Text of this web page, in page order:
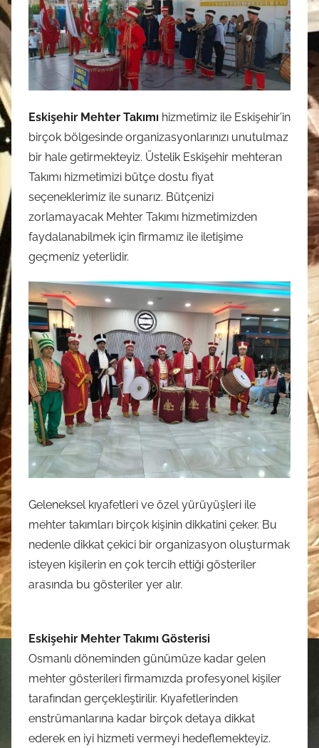
Eskişehir Mehter Takımı hizmetimiz ile Eskişehir’in
birçok bölgesinde organizasyonlarınızı unutulmaz
bir hale getirmekteyiz. Üstelik Eskişehir mehteran
Takımı hizmetimizi bütçe dostu fiyat
seçeneklerimiz ile sunarız. Bütçenizi
zorlamayacak Mehter Takımı hizmetimizden
faydalanabilmek için firmamız ile iletişime
geçmeniz yeterlidir.
Geleneksel kıyafetleri ve özel yürüyüşleri ile
mehter takımları birçok kişinin dikkatini çeker. Bu
nedenle dikkat çekici bir organizasyon oluşturmak
isteyen kişilerin en çok tercih ettiği gösteriler
arasında bu gösteriler yer alır.
Eskişehir Mehter Takımı Gösterisi
Osmanlı döneminden günümüze kadar gelen
mehter gösterileri firmamızda profesyonel kişiler
tarafından gerçekleştirilir. Kıyafetlerinden
enstrümanlarına kadar birçok detaya dikkat
ederek en iyi hizmeti vermeyi hedeflemekteyiz.